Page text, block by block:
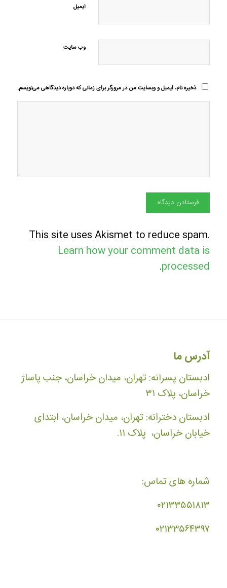
ایمیل
وب‌ سایت
ذخیره نام، ایمیل و وبسایت من در مرورگر برای زمانی که دوباره دیدگاهی می‌نویسم.
This site uses Akismet to reduce spam.
Learn how your comment data is
processed
.
آدرس ما
ادبستان پسرانه: تهران، میدان خراسان، جنب پاساژ
خراسان، پلاک ۳۱
ادبستان دخترانه: تهران، میدان خراسان، ابتدای
خیابان خراسان، پلاک ۱۱.
شماره های تماس:
۰۲۱۳۳۵۵۱۸۱۳
۰۲۱۳۳۵۶۴۳۹۷